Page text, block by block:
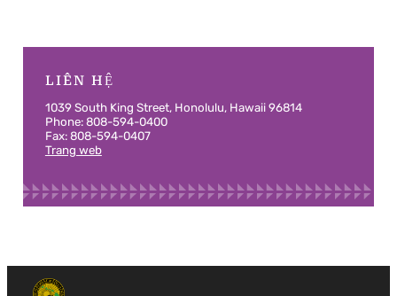
LIÊN HỆ
1039 South King Street, Honolulu, Hawaii 96814
Phone: 808-594-0400
Fax: 808-594-0407
Trang web